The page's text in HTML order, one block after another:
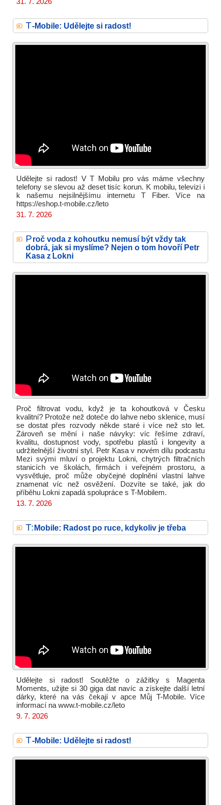
T-Mobile: Udělejte si radost!
Udělejte si radost! V T Mobilu pro vás máme všechny
telefony se slevou až deset tisíc korun. K mobilu, televizi i
k našemu nejsilnějšímu internetu T Fiber. Více na
https://eshop.t-mobile.cz/leto
31. 7. 2026
Proč voda z kohoutku nemusí být vždy tak
dobrá, jak si myslíme? Nejen o tom hovoří Petr
Kasa z Lokni
Proč filtrovat vodu, když je ta kohoutková v Česku
kvalitní? Protože než doteče do lahve nebo sklenice, musí
se dostat přes rozvody někde staré i více než sto let.
Zároveň se mění i naše návyky: víc řešíme zdraví,
kvalitu, dostupnost vody, spotřebu plastů i longevity a
udržitelnější životní styl. Petr Kasa v novém dílu podcastu
Mezi svými mluví o projektu Lokni, chytrých filtračních
stanicích ve školách, firmách i veřejném prostoru, a
vysvětluje, proč může obyčejné doplnění vlastní lahve
znamenat víc než osvěžení. Dozvíte se také, jak do
příběhu Lokni zapadá spolupráce s T-Mobilem.
13. 7. 2026
T:Mobile: Radost po ruce, kdykoliv je třeba
Udělejte si radost! Soutěžte o zážitky s Magenta
Moments, užijte si 30 giga dat navíc a získejte další letní
dárky, které na vás čekají v apce Můj T-Mobile. Více
informací na www.t-mobile.cz/leto
9. 7. 2026
T-Mobile: Udělejte si radost!